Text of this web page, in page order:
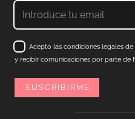
Acepto las condiciones legales
y recibir comunicaciones por parte de